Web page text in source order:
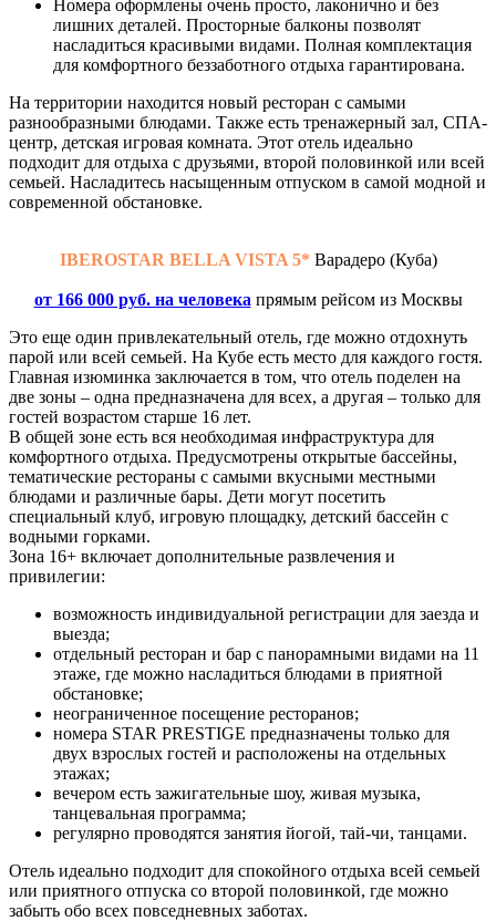
Номера оформлены очень просто, лаконично и без
лишних деталей. Просторные балконы позволят
насладиться красивыми видами. Полная комплектация
для комфортного беззаботного отдыха гарантирована.
На территории находится новый ресторан с самыми
разнообразными блюдами. Также есть тренажерный зал, СПА-
центр, детская игровая комната. Этот отель идеально
подходит для отдыха с друзьями, второй половинкой или всей
семьей. Насладитесь насыщенным отпуском в самой модной и
современной обстановке.
IBEROSTAR BELLA VISTA 5* Варадеро (Куба)
от 166 000 руб. на человека прямым рейсом из Москвы
Это еще один привлекательный отель, где можно отдохнуть
парой или всей семьей. На Кубе есть место для каждого гостя.
Главная изюминка заключается в том, что отель поделен на
две зоны – одна предназначена для всех, а другая – только для
гостей возрастом старше 16 лет.
В общей зоне есть вся необходимая инфраструктура для
комфортного отдыха. Предусмотрены открытые бассейны,
тематические рестораны с самыми вкусными местными
блюдами и различные бары. Дети могут посетить
специальный клуб, игровую площадку, детский бассейн с
водными горками.
Зона 16+ включает дополнительные развлечения и
привилегии:
возможность индивидуальной регистрации для заезда и
выезда;
отдельный ресторан и бар с панорамными видами на 11
этаже, где можно насладиться блюдами в приятной
обстановке;
неограниченное посещение ресторанов;
номера STAR PRESTIGE предназначены только для
двух взрослых гостей и расположены на отдельных
этажах;
вечером есть зажигательные шоу, живая музыка,
танцевальная программа;
регулярно проводятся занятия йогой, тай-чи, танцами.
Отель идеально подходит для спокойного отдыха всей семьей
или приятного отпуска со второй половинкой, где можно
забыть обо всех повседневных заботах.